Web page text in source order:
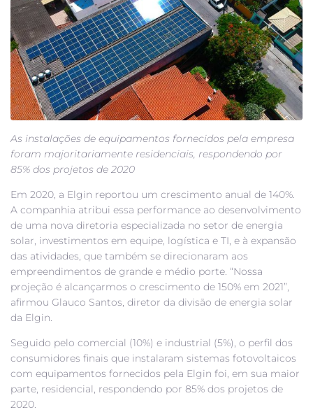
As instalações de equipamentos fornecidos pela empresa
foram majoritariamente residenciais, respondendo por
85% dos projetos de 2020
Em 2020, a Elgin reportou um crescimento anual de 140%.
A companhia atribui essa performance ao desenvolvimento
de uma nova diretoria especializada no setor de energia
solar, investimentos em equipe, logística e TI, e à expansão
das atividades, que também se direcionaram aos
empreendimentos de grande e médio porte. “Nossa
projeção é alcançarmos o crescimento de 150% em 2021”,
afirmou Glauco Santos, diretor da divisão de energia solar
da Elgin.
Seguido pelo comercial (10%) e industrial (5%), o perfil dos
consumidores finais que instalaram sistemas fotovoltaicos
com equipamentos fornecidos pela Elgin foi, em sua maior
parte, residencial, respondendo por 85% dos projetos de
2020.